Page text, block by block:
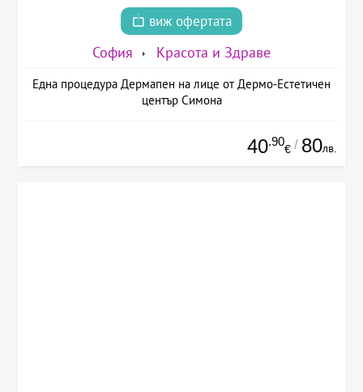
виж офертата
София Красота и Здраве
Една процедура Дермапен на лице от Дермо-Естетичен
център Симона
40.90
€ / 80лв.